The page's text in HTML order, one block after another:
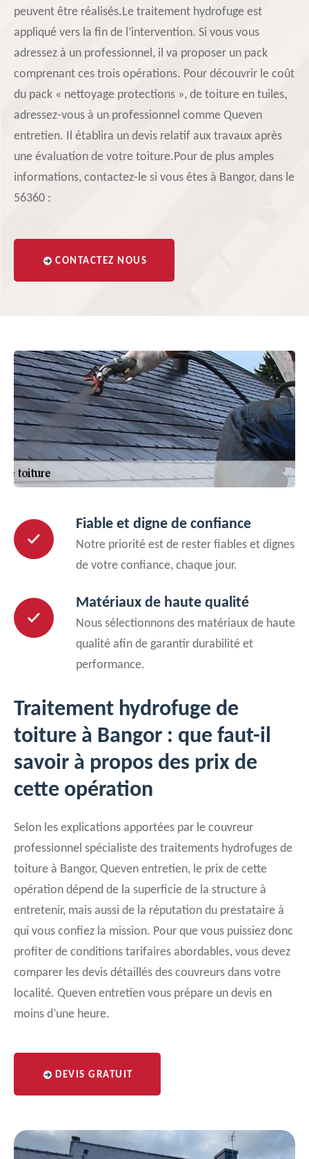
peuvent être réalisés.Le traitement hydrofuge est
appliqué vers la fin de l’intervention. Si vous vous
adressez à un professionnel, il va proposer un pack
comprenant ces trois opérations. Pour découvrir le coût
du pack « nettoyage protections », de toiture en tuiles,
adressez-vous à un professionnel comme Queven
entretien. Il établira un devis relatif aux travaux après
une évaluation de votre toiture.Pour de plus amples
informations, contactez-le si vous êtes à Bangor, dans le
56360 :
CONTACTEZ NOUS
Fiable et digne de confiance
Notre priorité est de rester fiables et dignes
de votre confiance, chaque jour.
Matériaux de haute qualité
Nous sélectionnons des matériaux de haute
qualité afin de garantir durabilité et
performance.
Traitement hydrofuge de
toiture à Bangor : que faut-il
savoir à propos des prix de
cette opération
Selon les explications apportées par le couvreur
professionnel spécialiste des traitements hydrofuges de
toiture à Bangor, Queven entretien, le prix de cette
opération dépend de la superficie de la structure à
entretenir, mais aussi de la réputation du prestataire à
qui vous confiez la mission. Pour que vous puissiez donc
profiter de conditions tarifaires abordables, vous devez
comparer les devis détaillés des couvreurs dans votre
localité. Queven entretien vous prépare un devis en
moins d’une heure.
DEVIS GRATUIT